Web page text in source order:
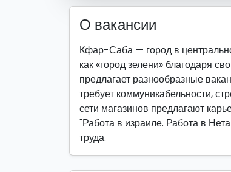
О вакансии
Кфар-Саба — город в
как «город зелени» благодаря
предлагает разнообразные
требует коммуникабельности,
сети магазинов предлагают
"Работа в израиле. Работа в
труда.